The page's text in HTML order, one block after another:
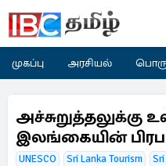
முகப்பு அரசியல்
அச்சுறுத்தலுக்கு
இலங்கையின்
UNESCO Sri Lanka Tourism